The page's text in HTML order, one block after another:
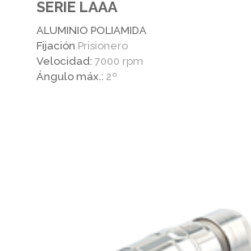
SERIE LAAA
ALUMINIO POLIAMIDA
Fijación Prisionero
Velocidad: 7000 rpm
Ángulo máx.: 2º